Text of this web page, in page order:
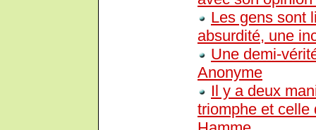
Les gens sont
absurdité, une
Une demi-
Anonyme
Il y a deux
triomphe et celle